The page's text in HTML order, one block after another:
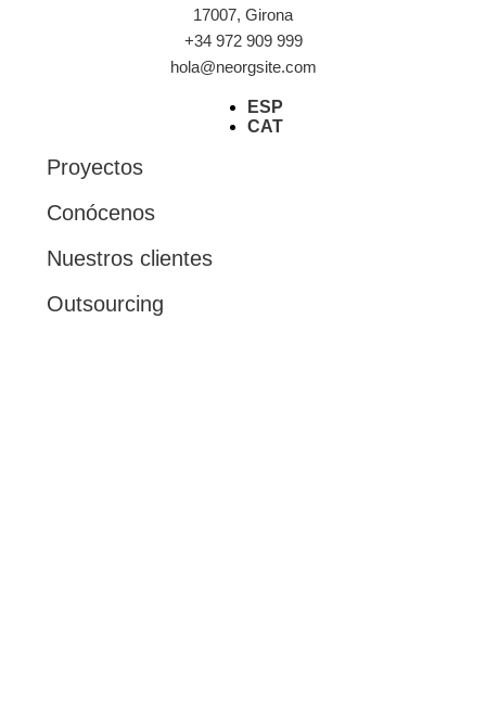
17007, Girona
+34 972 909 999
hola@neorgsite.com
ESP
CAT
Proyectos
Conócenos
Nuestros clientes
Outsourcing